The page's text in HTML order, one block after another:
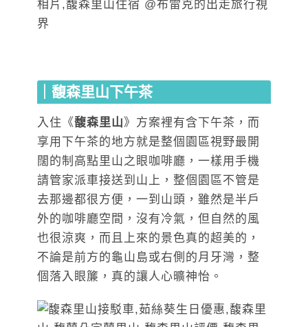
｜馥森里山下午茶
入住《馥森里山》方案裡有含下午茶，而
享用下午茶的地方就是整個園區視野最開
闊的制高點里山之眼咖啡廳，一樣用手機
請管家派車接送到山上，整個園區不管是
去那邊都很方便，一到山頭，雖然是半戶
外的咖啡廳空間，沒有冷氣，但自然的風
也很涼爽，而且上來的景色真的超美的，
不論是前方的龜山島或右側的月牙灣，整
個落入眼簾，真的讓人心曠神怡。